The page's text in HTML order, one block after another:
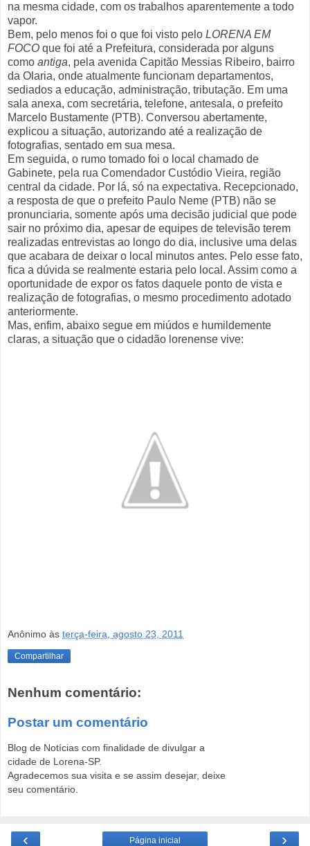
na mesma cidade, com os trabalhos aparentemente a todo
vapor.
Bem, pelo menos foi o que foi visto pelo LORENA EM
FOCO que foi até a Prefeitura, considerada por alguns
como antiga, pela avenida Capitão Messias Ribeiro, bairro
da Olaria, onde atualmente funcionam departamentos,
sediados a educação, administração, tributação. Em uma
sala anexa, com secretária, telefone, antesala, o prefeito
Marcelo Bustamente (PTB). Conversou abertamente,
explicou a situação, autorizando até a realização de
fotografias, sentado em sua mesa.
Em seguida, o rumo tomado foi o local chamado de
Gabinete, pela rua Comendador Custódio Vieira, região
central da cidade. Por lá, só na expectativa. Recepcionado,
a resposta de que o prefeito Paulo Neme (PTB) não se
pronunciaria, somente após uma decisão judicial que pode
sair no próximo dia, apesar de equipes de televisão terem
realizadas entrevistas ao longo do dia, inclusive uma delas
que acabara de deixar o local minutos antes. Pelo esse fato,
fica a dúvida se realmente estaria pelo local. Assim como a
oportunidade de expor os fatos daquele ponto de vista e
realização de fotografias, o mesmo procedimento adotado
anteriormente.
Mas, enfim, abaixo segue em miúdos e humildemente
claras, a situação que o cidadão lorenense vive:
Anônimo às terça-feira, agosto 23, 2011
Compartilhar
Nenhum comentário:
Postar um comentário
Blog de Notícias com finalidade de divulgar a
cidade de Lorena-SP.
Agradecemos sua visita e se assim desejar, deixe
seu comentário.
‹ ›
Página inicial